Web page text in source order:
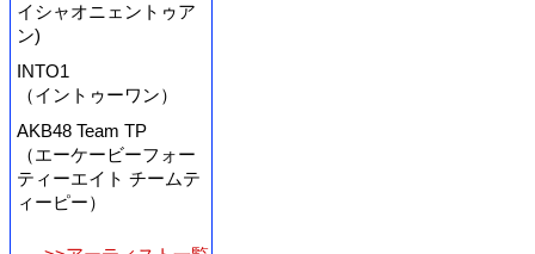
イシャオニェントゥア
ン)
INTO1
（イントゥーワン）
AKB48 Team TP
（エーケービーフォー
ティーエイト チームテ
ィーピー）